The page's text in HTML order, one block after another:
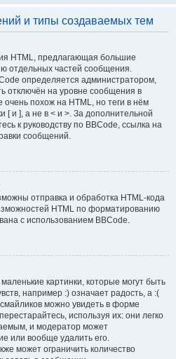
и типы создаваемых тем
HTML, предлагающая большие
отдельных частей сообщения.
определяется администратором,
отключён на уровне сообщения в
похож на HTML, но теги в нём
[ и ], а не в < и >. За дополнительной
к руководству по BBCode, ссылка на
сообщений.
отправка и обработка HTML-кода
HTML по форматированию
с использованием BBCode.
картинки, которые могут быть
например :) означает радость, а :(
можно увидеть в форме
используя их: они легко
и модератор может
или вообще удалить его.
может ограничить количество